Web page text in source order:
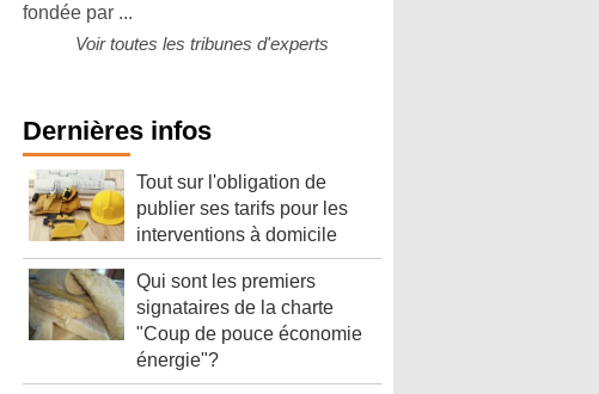
fondée par ...
Voir toutes les tribunes d'experts
Dernières infos
Tout sur l'obligation de
publier ses tarifs pour les
interventions à domicile
Qui sont les premiers
signataires de la charte
"Coup de pouce économie
énergie"?